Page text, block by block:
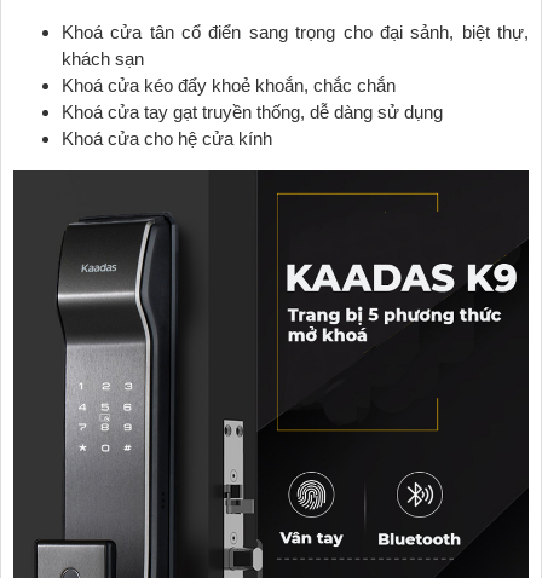
Khoá cửa tân cổ điển sang trọng cho đại sảnh, biệt thự,
khách sạn
Khoá cửa kéo đẩy khoẻ khoắn, chắc chắn
Khoá cửa tay gạt truyền thống, dễ dàng sử dụng
Khoá cửa cho hệ cửa kính